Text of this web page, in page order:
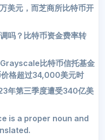
美元，而芝商所比特币开
吗？比特币资金费率转
比特币信托基金
格超过34,000美元时
年第三季度遭受340亿美
is a proper noun and